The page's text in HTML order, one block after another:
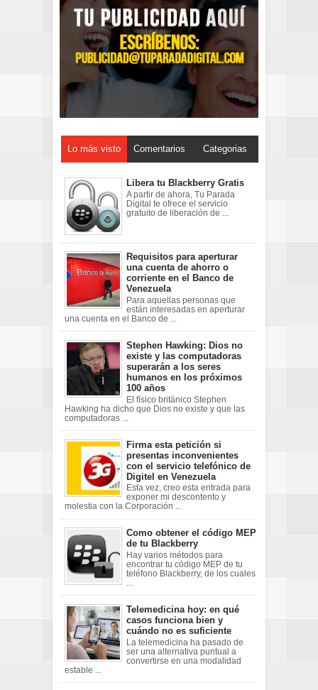
Lo más visto Comentarios Categorias
Libera tu Blackberry Gratis
A partir de ahora, Tu Parada
Digital te ofrece el servicio
gratuito de liberación de ...
Requisitos para aperturar
una cuenta de ahorro o
corriente en el Banco de
Venezuela
Para aquellas personas que
están interesadas en aperturar
una cuenta en el Banco de ...
Stephen Hawking: Dios no
existe y las computadoras
superarán a los seres
humanos en los próximos
100 años
El físico británico Stephen
Hawking ha dicho que Dios no existe y que las
computadoras ...
Firma esta petición si
presentas inconvenientes
con el servicio telefónico de
Digitel en Venezuela
Esta vez, creo esta entrada para
exponer mi descontento y
molestia con la Corporación ...
Como obtener el código MEP
de tu Blackberry
Hay varios métodos para
encontrar tu código MEP de tu
teléfono Blackberry, de los cuales
Telemedicina hoy: en qué
casos funciona bien y
cuándo no es suficiente
La telemedicina ha pasado de
ser una alternativa puntual a
convertirse en una modalidad
estable ...